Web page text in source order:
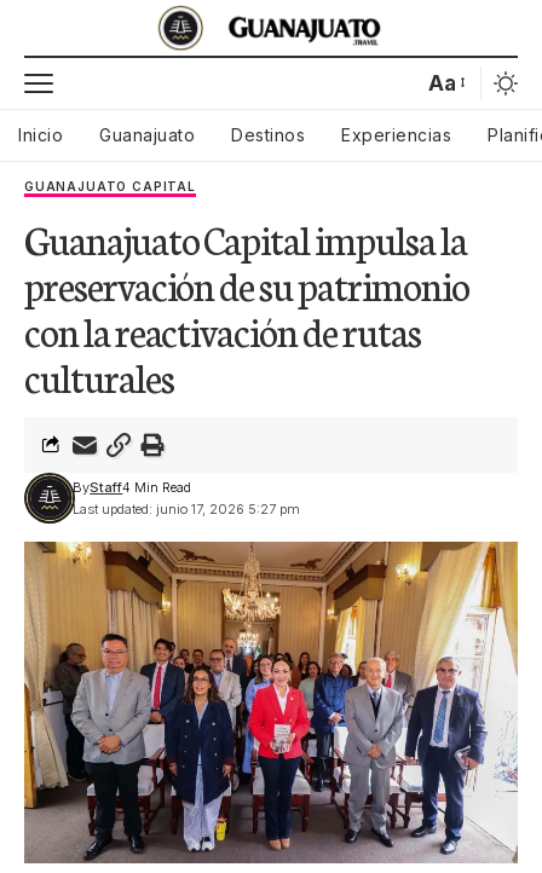
Aa
Inicio Guanajuato Destinos Experiencias
GUANAJUATO CAPITAL
Guanajuato Capital impulsa la
preservación de su patrimonio
con la reactivación de rutas
culturales
Last updated: junio 17, 2026 5:27 pm
ByStaff4 Min Read